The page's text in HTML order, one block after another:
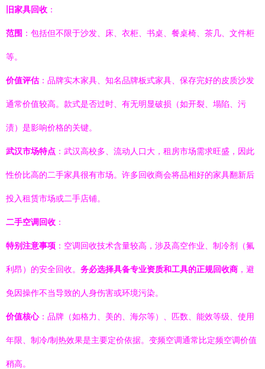
旧家具回收 ：
范围 ：包括但不限于沙发、床、衣柜、书桌、餐桌椅、茶几、文件柜
等。
价值评估：品牌实木家具、知名品牌板式家具、保存完好的皮质沙发
通常价值较高。款式是否过时、有无明显破损（如开裂、塌陷、污
渍）是影响价格的关键。
武汉市场特点 ：武汉高校多、流动人口大，租房市场需求旺盛，因此
性价比高的二手家具很有市场。许多回收商会将品相好的家具翻新后
投入租赁市场或二手店铺。
二手空调回收 ：
特别注意事项 ：空调回收技术含量较高，涉及高空作业、制冷剂（氟
利昂）的安全回收。 务必选择具备专业资质和工具的正规回收商 ，避
免因操作不当导致的人身伤害或环境污染。
价值核心：品牌（如格力、美的、海尔等）、匹数、能效等级、使用
年限、制冷/制热效果是主要定价依据。变频空调通常比定频空调价值
稍高。